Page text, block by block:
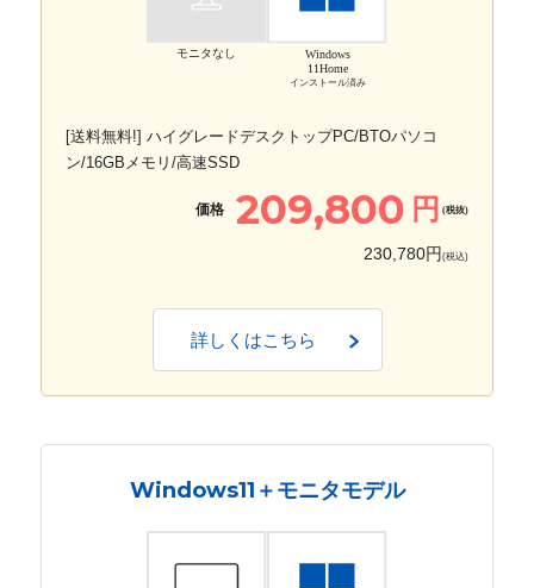
モニタなし
Windows
11Home
インストール済み
[送料無料!] ハイグレードデスクトップPC/BTOパソコ
ン/16GBメモリ/高速SSD
価格 209,800 円 (税抜)
230,780円 (税込)
詳しくはこちら
Windows11＋モニタモデル